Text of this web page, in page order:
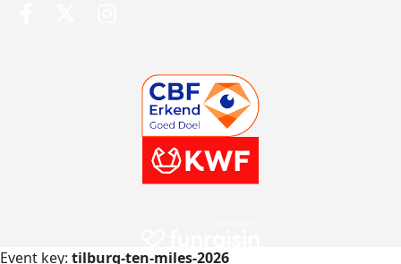
Event key: tilburg-ten-miles-2026